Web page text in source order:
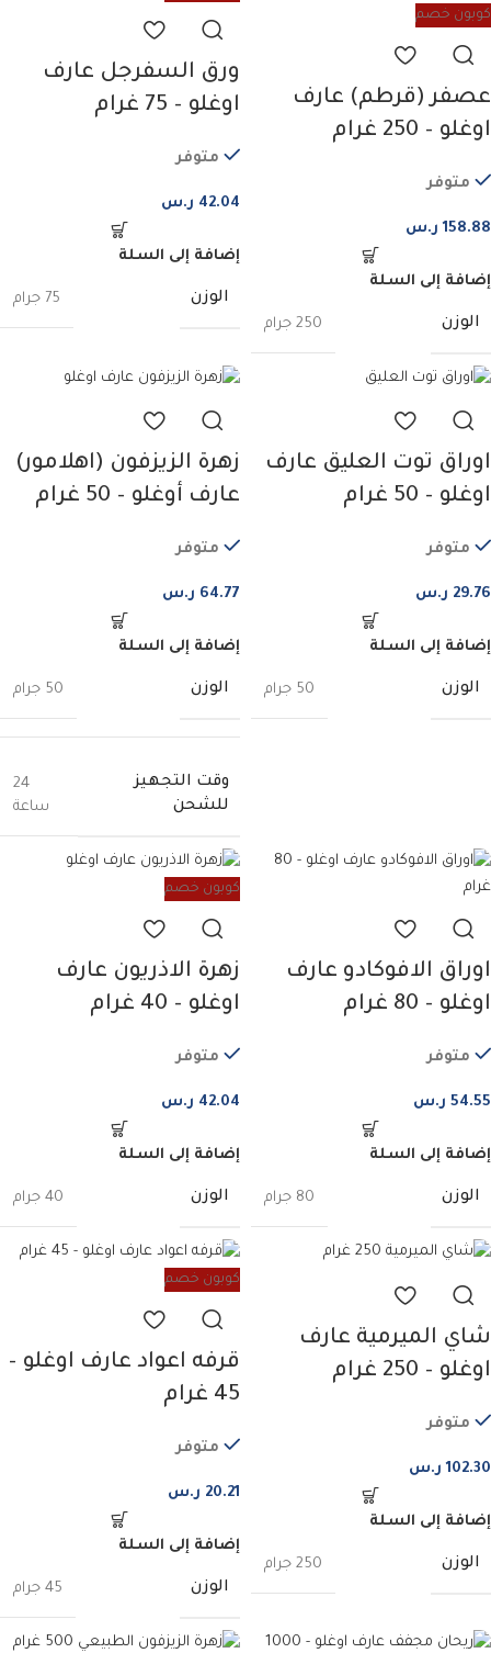
كوبون خصم
عصفر (قرطم) عارف
اوغلو – 250 غرام
متوفر
158.88 ر.س
إضافة إلى السلة
الوزن 250 جرام
ورق السفرجل عارف
اوغلو – 75 غرام
متوفر
42.04 ر.س
إضافة إلى السلة
الوزن 75 جرام
اوراق توت العليق عارف
اوغلو – 50 غرام
متوفر
29.76 ر.س
إضافة إلى السلة
الوزن 50 جرام
زهرة الزيزفون (اهلامور)
عارف أوغلو – 50 غرام
متوفر
64.77 ر.س
إضافة إلى السلة
الوزن 50 جرام
وقت التجهيز
للشحن
24
ساعة
اوراق الافوكادو عارف
اوغلو – 80 غرام
متوفر
54.55 ر.س
إضافة إلى السلة
الوزن 80 جرام
كوبون خصم
زهرة الاذريون عارف
اوغلو – 40 غرام
متوفر
42.04 ر.س
إضافة إلى السلة
الوزن 40 جرام
شاي الميرمية عارف
اوغلو – 250 غرام
متوفر
102.30 ر.س
إضافة إلى السلة
الوزن 250 جرام
كوبون خصم
قرفه اعواد عارف اوغلو –
45 غرام
متوفر
20.21 ر.س
إضافة إلى السلة
الوزن 45 جرام